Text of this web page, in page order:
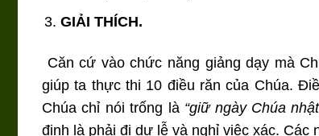
GIẢI THÍCH.
Căn cứ vào chức năng giảng dạy mà
giúp ta thực thi 10 điều răn của Chúa.
Chúa chỉ nói trống là “giữ ngày Chúa
định là phải đi dự lễ và nghỉ việc xác.